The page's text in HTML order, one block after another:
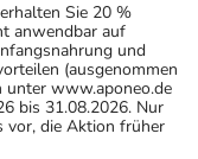
Sie 20 %
anwendbar auf
und
(ausgenommen
unter www.aponeo.de
bis 31.08.2026. Nur
vor, die Aktion früher